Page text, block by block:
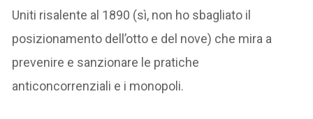
Uniti risalente al 1890 (sì, non ho sbagliato il
posizionamento dell’otto e del nove) che mira a
prevenire e sanzionare le pratiche
anticoncorrenziali e i monopoli.